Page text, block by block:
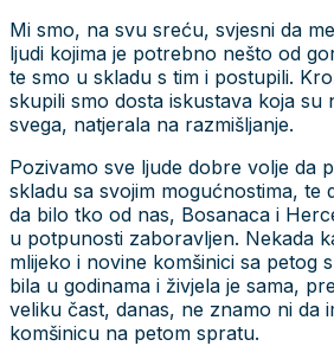
Mi smo, na svu sreću, svjesni da
ljudi kojima je potrebno nešto od
te smo u skladu s tim i postupili.
skupili smo dosta iskustava koja su
svega, natjerala na razmišljanje.
Pozivamo sve ljude dobre volje da
skladu sa svojim mogućnostima, te
da bilo tko od nas, Bosanaca i
u potpunosti zaboravljen. Nekada
mlijeko i novine komšinici sa petog
bila u godinama i živjela je sama,
veliku čast, danas, ne znamo ni da
komšinicu na petom spratu.